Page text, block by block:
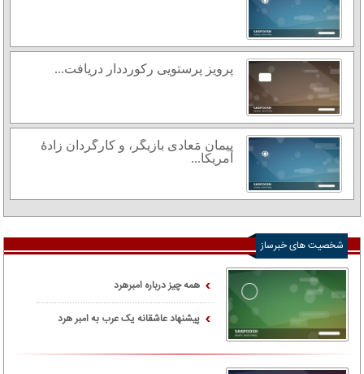
پرویز پرستویی رکورددار دریافت...
پیمان مَعادی بازیگر، و کارگردان زادهٔ
آمریکا...
شخصیت های خبرساز
همه چیز درباره امبرهرد
پیشنهاد عاشقانه یک عرب به امبر هرد